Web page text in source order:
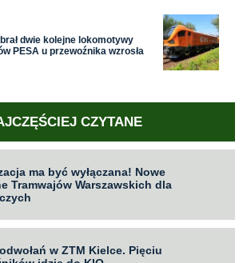
dwie kolejne lokomotywy
PESA u przewoźnika wzrosła
CZYTANE
ma być wyłączana! Nowe
Tramwajów Warszawskich dla
w ZTM Kielce. Pięciu